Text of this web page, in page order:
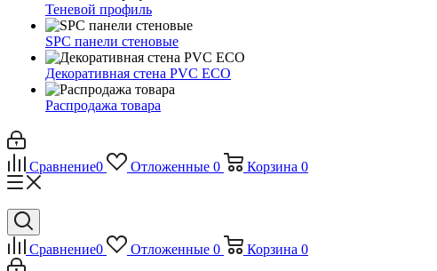
Теневой профиль
SPC панели стеновые
Декоративная стена PVC ECO
Распродажа товара
Сравнение0 Отложенные 0 Корзина 0
Сравнение0 Отложенные 0 Корзина 0